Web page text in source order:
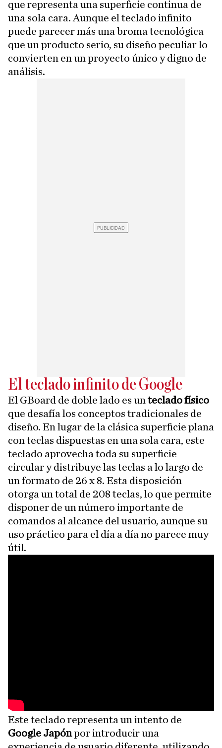
que representa una superficie continua de
una sola cara. Aunque el teclado infinito
puede parecer más una broma tecnológica
que un producto serio, su diseño peculiar lo
convierten en un proyecto único y digno de
análisis.
El teclado infinito de Google
El GBoard de doble lado es un teclado físico
que desafía los conceptos tradicionales de
diseño. En lugar de la clásica superficie plana
con teclas dispuestas en una sola cara, este
teclado aprovecha toda su superficie
circular y distribuye las teclas a lo largo de
un formato de 26 x 8. Esta disposición
otorga un total de 208 teclas, lo que permite
disponer de un número importante de
comandos al alcance del usuario, aunque su
uso práctico para el día a día no parece muy
útil.
Este teclado representa un intento de
Google Japónpor introducir una